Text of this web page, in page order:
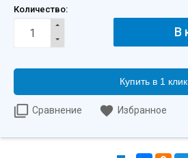
Количество:
Купить в 1 клик
Сравнение Избранное